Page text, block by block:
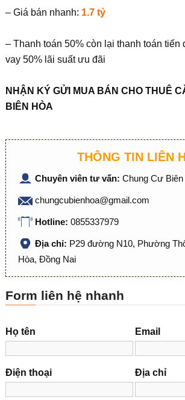
– Giá bán nhanh: 1.7 tỷ
– Thanh toán 50% còn lại thanh toán tiến
vay 50% lãi suất ưu đãi
NHẬ N KÝ GỬI MUA BÁN CHO THUÊ C
BIÊN HÒA
THÔNG TIN LIÊN
Chuyên viên tư vấn: Chung Cư Biên
chungcubienhoa@gmail.com
Hotline: 0855337979
Địa chỉ: P29 đường N10, Phường
Hòa, Đồng Nai
Form liên hệ nhanh
Họ tên Email
Điện thoại Địa chỉ